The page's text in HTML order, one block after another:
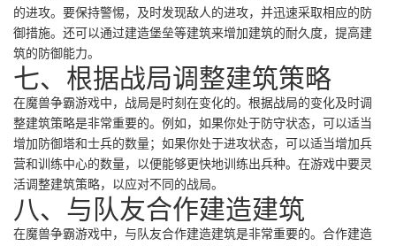
的进攻。要保持警惕，及时发现敌人的进攻，并迅速采取相应的防
御措施。还可以通过建造堡垒等建筑来增加建筑的耐久度，提高建
筑的防御能力。
七、根据战局调整建筑策略
在魔兽争霸游戏中，战局是时刻在变化的。根据战局的变化及时调
整建筑策略是非常重要的。例如，如果你处于防守状态，可以适当
增加防御塔和士兵的数量；如果你处于进攻状态，可以适当增加兵
营和训练中心的数量，以便能够更快地训练出兵种。在游戏中要灵
活调整建筑策略，以应对不同的战局。
八、与队友合作建造建筑
在魔兽争霸游戏中，与队友合作建造建筑是非常重要的。合作建造